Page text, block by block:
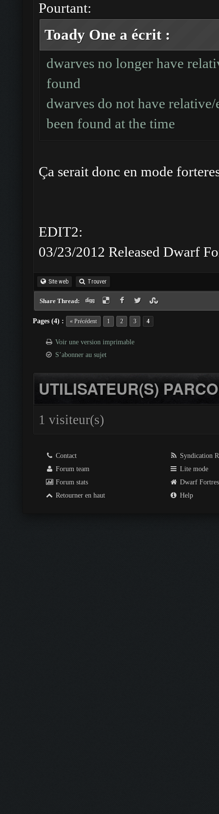
Pourtant:
Toady One a écrit :
dwarves no longer have
found
dwarves do not have
been found at the time
Ça serait donc en mode
EDIT2:
03/23/2012 Released Dwarf
Site web Trouver
Share Thread:
Pages (4) : « Précédent 1 2 3 4
Voir une version imprimable
S’abonner au sujet
UTILISATEUR(S)
1 visiteur(s)
Contact
Forum team
Forum stats
Retourner en haut
Syndication
Lite mode
Dwarf
Help